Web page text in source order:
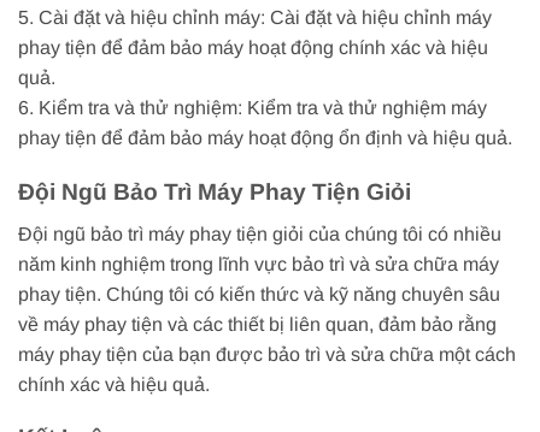
5. Cài đặt và hiệu chỉnh máy: Cài đặt và hiệu chỉnh máy
phay tiện để đảm bảo máy hoạt động chính xác và hiệu
quả.
6. Kiểm tra và thử nghiệm: Kiểm tra và thử nghiệm máy
phay tiện để đảm bảo máy hoạt động ổn định và hiệu quả.
Đội Ngũ Bảo Trì Máy Phay Tiện Giỏi
Đội ngũ bảo trì máy phay tiện giỏi của chúng tôi có nhiều
năm kinh nghiệm trong lĩnh vực bảo trì và sửa chữa máy
phay tiện. Chúng tôi có kiến thức và kỹ năng chuyên sâu
về máy phay tiện và các thiết bị liên quan, đảm bảo rằng
máy phay tiện của bạn được bảo trì và sửa chữa một cách
chính xác và hiệu quả.